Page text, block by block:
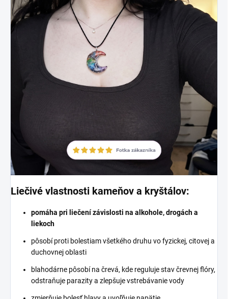
Liečivé vlastnosti kameňov a kryštálov:
pomáha pri liečení závislosti na alkohole, drogách a
liekoch
pôsobí proti bolestiam všetkého druhu vo fyzickej, citovej a
duchovnej oblasti
blahodárne pôsobí na črevá, kde reguluje stav črevnej flóry,
odstraňuje parazity a zlepšuje vstrebávanie vody